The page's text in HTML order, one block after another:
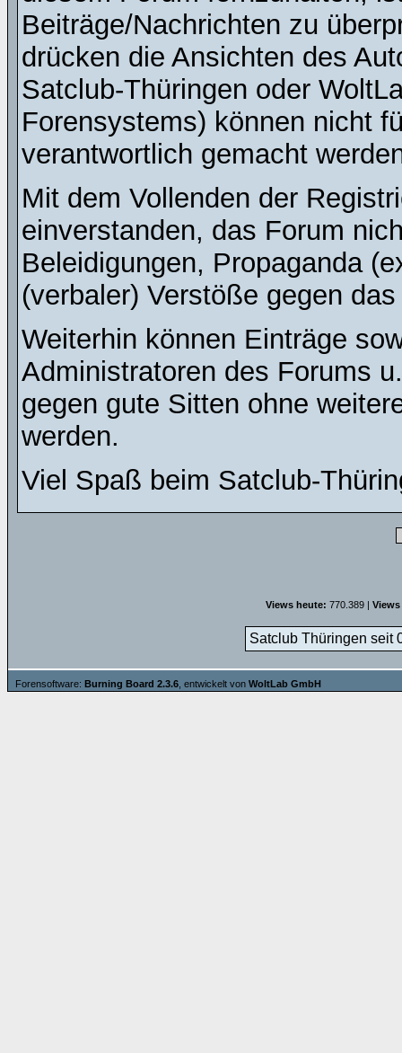
Beiträge/Nachrichten zu
drücken die Ansichten des
Satclub-Thüringen oder
Forensystems) können nicht
verantwortlich gemacht
Mit dem Vollenden der
einverstanden, das Forum
Beleidigungen, Propaganda
(verbaler) Verstöße gegen
Weiterhin können Einträge
Administratoren des Forums
gegen gute Sitten ohne
werden.
Viel Spaß beim Satclub-
Views heute: 770.389 |
Satclub Thüringen seit
Forensoftware: Burning Board 2.3.6 , entwickelt von WoltLab GmbH